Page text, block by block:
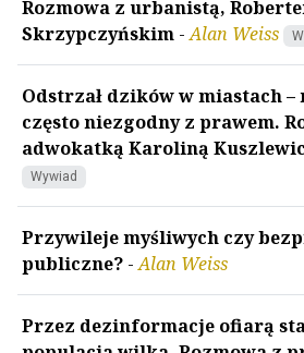
Rozmowa z urbanistą,
Skrzypczyńskim -Alan Weiss
Odstrzał dzików w miastach
często niezgodny z prawem.
adwokatką Karoliną
Wywiad
Przywileje myśliwych czy
publiczne? -Alan Weiss
Przez dezinformacje ofiarą